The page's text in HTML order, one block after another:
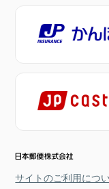
サイトのご利用につ